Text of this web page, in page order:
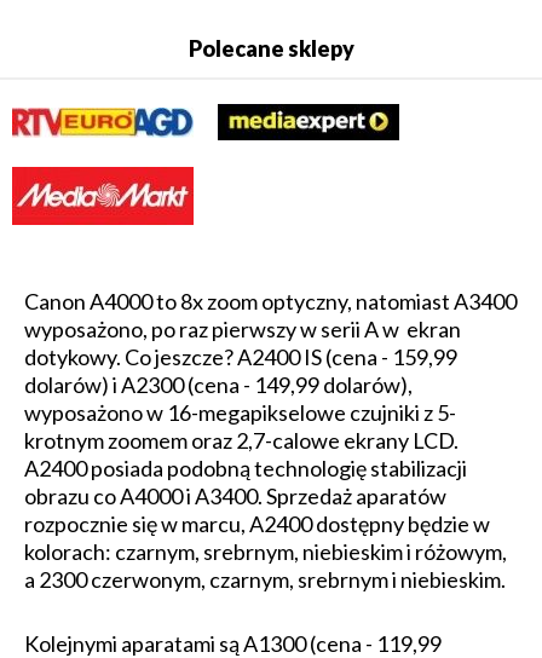
Polecane sklepy
Canon A4000 to 8x zoom optyczny, natomiast A3400
wyposażono, po raz pierwszy w serii A w ekran
dotykowy. Co jeszcze? A2400 IS (cena - 159,99
dolarów) i A2300 (cena - 149,99 dolarów),
wyposażono w 16-megapikselowe czujniki z 5-
krotnym zoomem oraz 2,7-calowe ekrany LCD.
A2400 posiada podobną technologię stabilizacji
obrazu co A4000 i A3400. Sprzedaż aparatów
rozpocznie się w marcu, A2400 dostępny będzie w
kolorach: czarnym, srebrnym, niebieskim i różowym,
a 2300 czerwonym, czarnym, srebrnym i niebieskim.
Kolejnymi aparatami są A1300 (cena - 119,99